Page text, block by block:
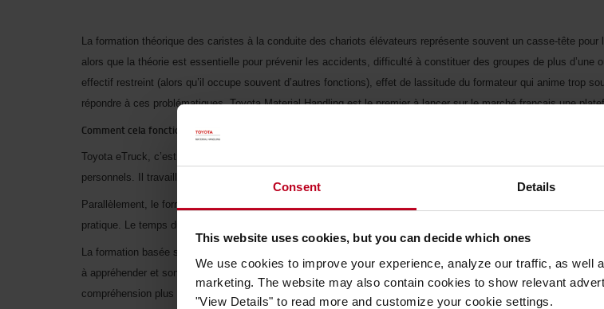
Consent Details
This website uses cookies, but you can decide which ones
We use cookies to improve your experience, analyze our traffic, as well
marketing. The website may also contain cookies to show relevant
"View Details" to read more and customize your cookie settings.
La formation théorique des caristes à la conduite des chariots élévateurs représente souvent un casse-tête
alors que la théorie est essentielle pour prévenir les accidents, difficulté à constituer des groupes de plus d’une
effectif restreint (alors qu’il occupe souvent d’autres fonctions), effet de lassitude du formateur qui anime trop
répondre à ces problématiques, Toyota Material Handling est le premier à lancer sur le marché français une
Comment cela fonctionne-t-il ?
Toyota eTruck, c’est un outil d’e-learning à la navigation très intuitive, qui dure environ 7 heures. Le stagiaire
personnels. Il travaille à son rythme, en fonction des impératifs de production, de son niveau de compétence et
Parallèlement, le formateur interne suit l’évolution du stagiaire via son propre profil. S’il détecte une
pratique. Le temps du formateur est optimisé car il aborde uniquement les thèmes à réviser et concentre son
La formation basée sur des faits réels est dispensée sous forme d’une histoire narrée qui montre l’origine d’un
à appréhender et son format de bande dessinée s’adapte parfaitement au public cible. Les événements
compréhension plus claire des risques. Enfin, la narration est captivante et incite le stagiaire à terminer la